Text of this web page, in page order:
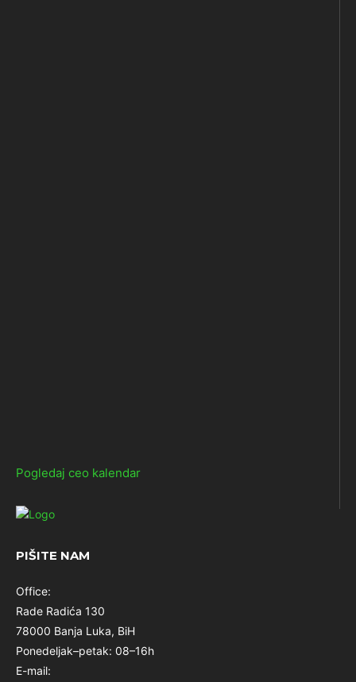
Pogledaj ceo kalendar
PIŠITE NAM
Office:
Rade Radića 130
78000 Banja Luka, BiH
Ponedeljak–petak: 08–16h
E-mail: